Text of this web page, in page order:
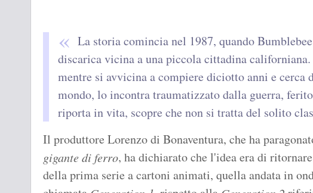
La storia comincia nel 1987, quando
discarica vicina a una piccola cittadina
mentre si avvicina a compiere diciotto anni e cerca
mondo, lo incontra traumatizzato dalla guerra,
riporta in vita, scopre che non si tratta del solito
Il produttore Lorenzo di Bonaventura, che ha
gigante di ferro, ha dichiarato che l'idea era di
della prima serie a cartoni animati, quella andata in